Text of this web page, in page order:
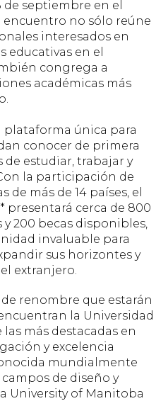
septiembre en el
encuentro no sólo reúne
interesados en
educativas en el
congrega a
académicas más
plataforma única para
conocer de primera
estudiar, trabajar y
la participación de
más de 14 países, el
presentará cerca de 800
200 becas disponibles,
invaluable para
sus horizontes y
extranjero.
renombre que estarán
la Universidad
más destacadas en
y excelencia
mundialmente
de diseño y
University of Manitoba